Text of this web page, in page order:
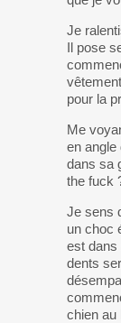
Je
Il pose
pour la
Me
en angle
dans sa
the fuck
Je sens
un choc
est dans
dents
chien au